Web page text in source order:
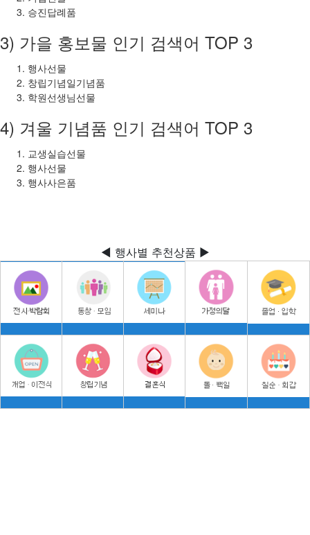
승진답례품
3) 가을 홍보물 인기 검색어 TOP 3
행사선물
창립기념일기념품
학원선생님선물
4) 겨울 기념품 인기 검색어 TOP 3
교생실습선물
행사선물
행사사은품
◀ 행사별 추천상품 ▶